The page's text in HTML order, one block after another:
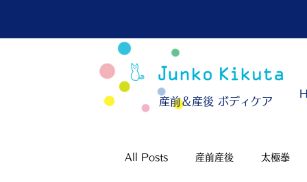
​産前＆産後 ボディケア
All Posts 産前産後 太極拳